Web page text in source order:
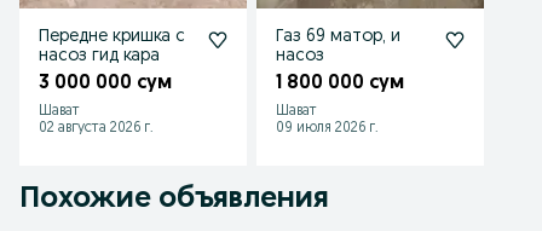
Передне кришка с
насоз гид кара
3 000 000 сум
Шават
02 августа 2026 г.
Газ 69 матор, и
насоз
1 800 000 сум
Шават
09 июля 2026 г.
Похожие объявления